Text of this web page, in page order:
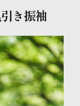
き振袖